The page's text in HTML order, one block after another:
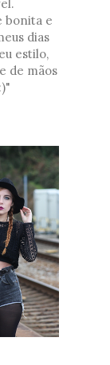
bonita e
dias
estilo,
de mãos